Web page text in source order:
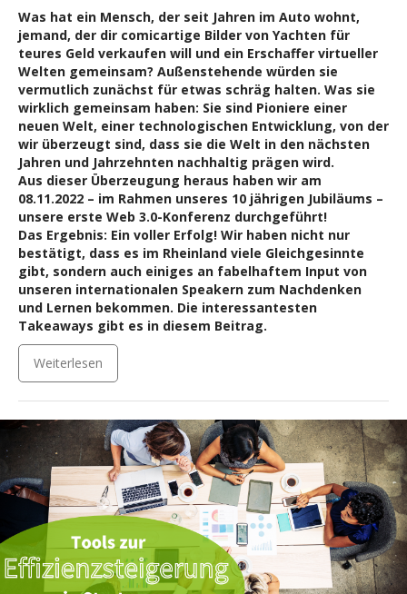
Was hat ein Mensch, der seit Jahren im Auto wohnt,
jemand, der dir comicartige Bilder von Yachten für
teures Geld verkaufen will und ein Erschaffer virtueller
Welten gemeinsam? Außenstehende würden sie
vermutlich zunächst für etwas schräg halten. Was sie
wirklich gemeinsam haben: Sie sind Pioniere einer
neuen Welt, einer technologischen Entwicklung, von der
wir überzeugt sind, dass sie die Welt in den nächsten
Jahren und Jahrzehnten nachhaltig prägen wird.
Aus dieser Überzeugung heraus haben wir am
08.11.2022 – im Rahmen unseres 10 jährigen Jubiläums –
unsere erste Web 3.0-Konferenz durchgeführt!
Das Ergebnis: Ein voller Erfolg! Wir haben nicht nur
bestätigt, dass es im Rheinland viele Gleichgesinnte
gibt, sondern auch einiges an fabelhaftem Input von
unseren internationalen Speakern zum Nachdenken
und Lernen bekommen. Die interessantesten
Takeaways gibt es in diesem Beitrag.
Weiterlesen